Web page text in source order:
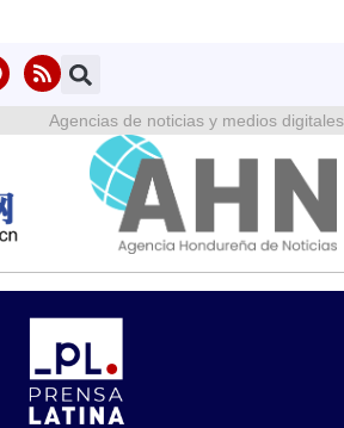
Agencias de noticias y medios digitales